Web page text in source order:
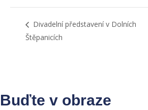
Divadelní představení v Dolních
Štěpanicích
Buďte v obraze